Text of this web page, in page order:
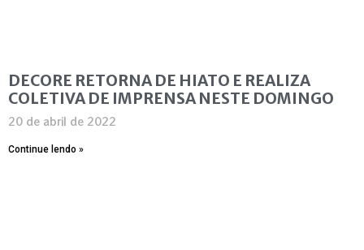
DECORE RETORNA DE HIATO E REALIZA
COLETIVA DE IMPRENSA NESTE DOMINGO
20 de abril de 2022
Continue lendo »